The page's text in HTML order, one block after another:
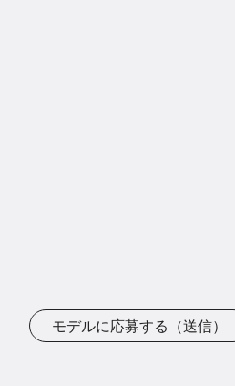
モデルに応募する（送信）